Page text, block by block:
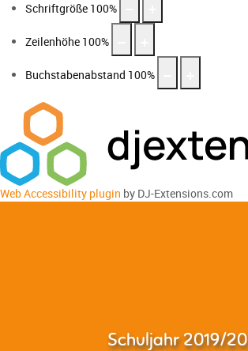
Schriftgröße 100%
Zeilenhöhe 100%
Buchstabenabstand 100%
Web Accessibility plugin by DJ-Extensions.com
Schuljahr 2019/20